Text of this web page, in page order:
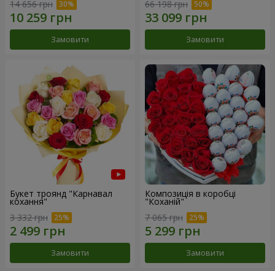
14 656 грн
Замовити
66 198 грн
Замовити
Букет троянд "Карнавал
кохання"
3 332 грн
Замовити
Композиція в коробці
"Коханій"
7 065 грн
Замовити